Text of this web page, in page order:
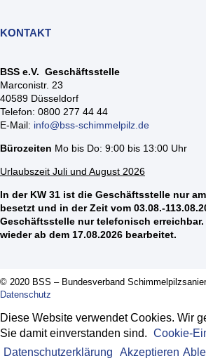
KONTAKT
BSS e.V. Geschäftsstelle
Marconistr. 23
40589 Düsseldorf
Telefon: 0800 277 44 44
E-Mail: info@bss-schimmelpilz.de
Bürozeiten Mo bis Do: 9:00 bis 13:00 Uhr
Urlaubszeit Juli und August 2026
In der KW 31 ist die Geschäftsstelle nur
besetzt und in der Zeit vom 03.08.-
Geschäftsstelle nur telefonisch
wieder ab dem 17.08.2026 bearbeitet.
© 2020 BSS – Bundesverband
Datenschutz
Diese Website verwendet Cookies. Wir
Sie damit einverstanden sind. Cookie-
Datenschutzerklärung
Akzeptieren